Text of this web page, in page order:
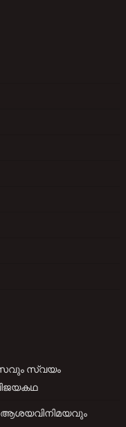
സ്വയം
ആശയവിനിമയവും